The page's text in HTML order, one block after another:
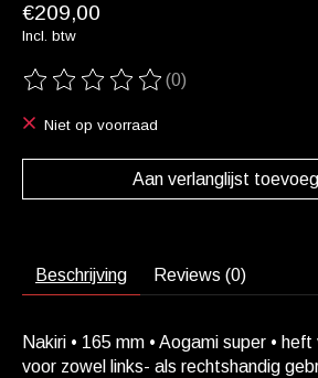
€209,00
Incl. btw
De beoordeling van dit product is
(0)
Niet op voorraad
Aan verlanglijst
Beschrijving Reviews (0)
Nakiri • 165 mm • Aogami super • heft
voor zowel links- als rechtshandig